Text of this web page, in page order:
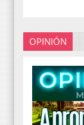
OPINIÓN